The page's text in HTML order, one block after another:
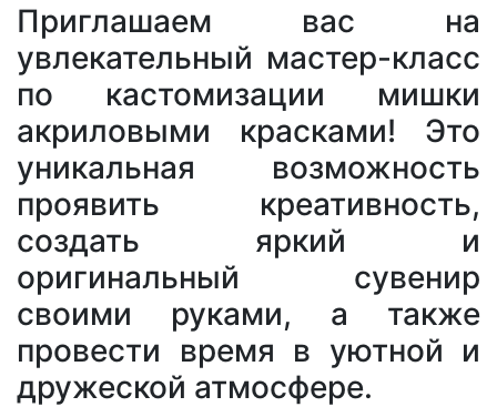
Приглашаем вас на
увлекательный мастер-класс
по кастомизации мишки
акриловыми красками! Это
уникальная возможность
проявить креативность,
создать яркий и
оригинальный сувенир
своими руками, а также
провести время в уютной и
дружеской атмосфере.